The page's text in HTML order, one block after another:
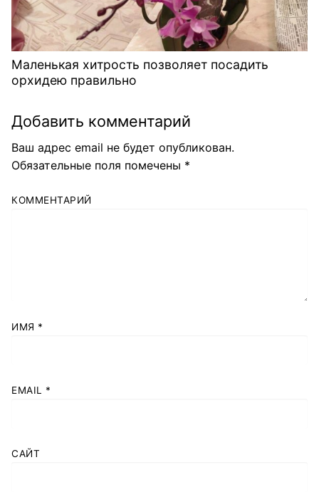
Маленькая хитрость позволяет посадить
орхидею правильно
Добавить комментарий
Ваш адрес email не будет опубликован.
Обязательные поля помечены *
КОММЕНТАРИЙ
ИМЯ *
EMAIL *
САЙТ